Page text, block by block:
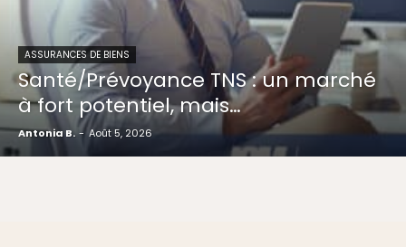
ASSURANCES DE BIENS
Santé/Prévoyance TNS : un marché
à fort potentiel, mais…
Antonia B. - Août 5, 2026